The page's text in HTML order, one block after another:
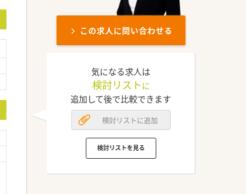
この求人に問い合わせる
気になる求人は
検討リスト に
追加して後で比較できます
検討リストに追加
検討リストを見る